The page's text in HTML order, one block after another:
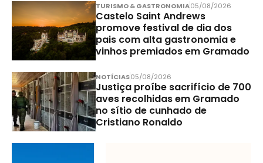
TURISMO & GASTRONOMIA05/08/2026
Castelo Saint Andrews
promove festival de dia dos
pais com alta gastronomia e
vinhos premiados em Gramado
NOTÍCIAS05/08/2026
Justiça proíbe sacrifício de 700
aves recolhidas em Gramado
no sítio de cunhado de
Cristiano Ronaldo